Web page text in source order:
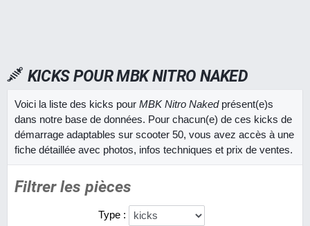
KICKS POUR MBK NITRO NAKED
Voici la liste des kicks pour MBK Nitro Nakedprésent(e)s
dans notre base de données. Pour chacun(e) de ces kicks de
démarrage adaptables sur scooter 50, vous avez accès à une
fiche détaillée avec photos, infos techniques et prix de ventes.
Filtrer les pièces
Type :